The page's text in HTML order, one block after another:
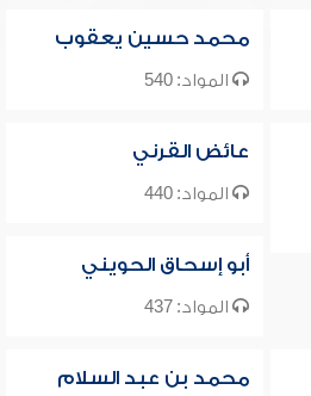
محمد حسين يعقوب
المواد: 540
عائض القرني
المواد: 440
أبو إسحاق الحويني
المواد: 437
محمد بن عبد السلام